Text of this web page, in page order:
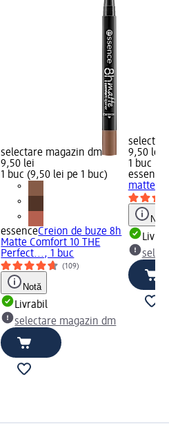
selectare magazin dm
9,50 lei
1 buc (9,50 lei pe 1 buc)
essenceCreion de buze 8h
Matte Comfort 10 THE
Perfect..., 1 buc
(109)
Notă
Livrabil
selectare magazin dm
9,50 lei
1 buc
essence
matte
Notă